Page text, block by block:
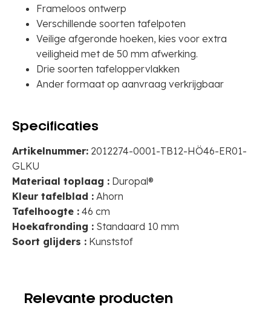
Frameloos ontwerp
Verschillende soorten tafelpoten
Veilige afgeronde hoeken, kies voor extra
veiligheid met de 50 mm afwerking.
Drie soorten tafeloppervlakken
Ander formaat op aanvraag verkrijgbaar
Specificaties
Artikelnummer: 2012274-0001-TB12-HÖ46-ER01-
GLKU
Materiaal toplaag : Duropal®
Kleur tafelblad : Ahorn
Tafelhoogte : 46 cm
Hoekafronding : Standaard 10 mm
Soort glijders : Kunststof
Relevante producten